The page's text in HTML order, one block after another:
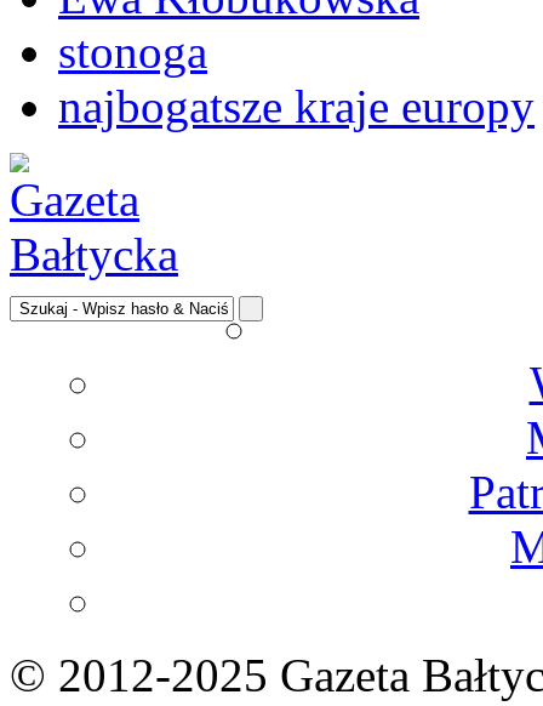
stonoga
najbogatsze kraje europy
© 2012-2025 Gazeta